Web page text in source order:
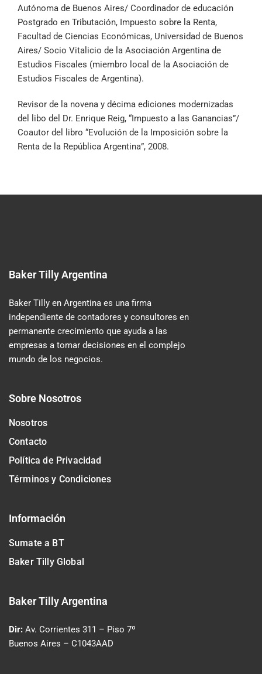
Autónoma de Buenos Aires/ Coordinador de educación
Postgrado en Tributación, Impuesto sobre la Renta,
Facultad de Ciencias Económicas, Universidad de Buenos
Aires/ Socio Vitalicio de la Asociación Argentina de
Estudios Fiscales (miembro local de la Asociación de
Estudios Fiscales de Argentina).
Revisor de la novena y décima ediciones modernizadas
del libo del Dr. Enrique Reig, “Impuesto a las Ganancias”/
Coautor del libro “Evolución de la Imposición sobre la
Renta de la República Argentina”, 2008.
Baker Tilly Argentina
Baker Tilly en Argentina es una firma
independiente de contadores y consultores en
permanente crecimiento que ayuda a las
empresas a tomar decisiones en el complejo
mundo de los negocios.
Sobre Nosotros
Nosotros
Contacto
Política de Privacidad
Términos y Condiciones
Información
Sumate a BT
Baker Tilly Global
Baker Tilly Argentina
Dir: Av. Corrientes 311 – Piso 7º
Buenos Aires – C1043AAD